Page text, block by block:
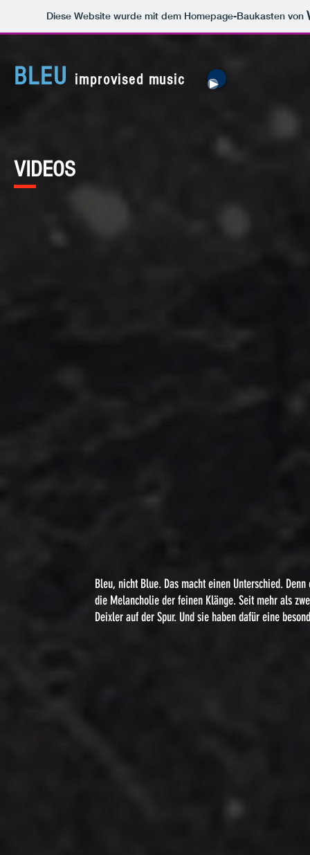
Diese Website wurde mit dem Homepage-Baukasten von
BLEU improvised music
VIDEOS
Bleu, nicht Blue. Das macht einen Unterschied.
die Melancholie der feinen Klänge. Seit mehr als
Deixler auf der Spur. Und sie haben dafür eine